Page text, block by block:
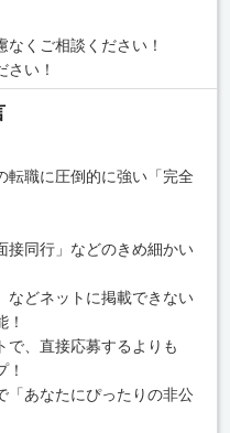
くご相談ください！
い！
転職に圧倒的に強い「完全
接同行」などのきめ細かい
などネットに掲載できない
で、直接応募するよりも
！
「あなたにぴったりの非公